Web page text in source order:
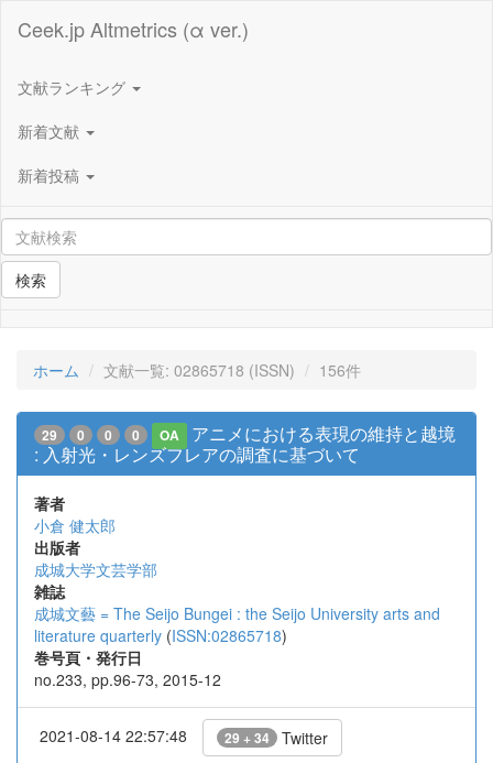
Ceek.jp Altmetrics (α ver.)
文献ランキング
新着文献
新着投稿
検索
ホーム 文献一覧: 02865718 (ISSN) 156件
29 0 0 0 OA
アニメにおける表現の維持と越境
: 入射光・レンズフレアの調査に基づいて
著者
小倉 健太郎
出版者
成城大学文芸学部
雑誌
成城文藝 = The Seijo Bungei : the Seijo University arts and
literature quarterly (ISSN:02865718)
巻号頁・発行日
no.233, pp.96-73, 2015-12
2021-08-14 22:57:48 29 + 34 Twitter